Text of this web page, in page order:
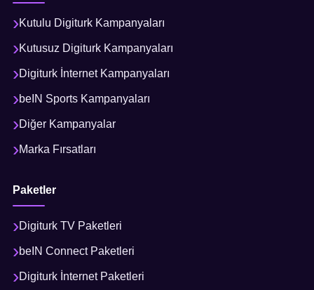
Kutulu Digiturk Kampanyaları
Kutusuz Digiturk Kampanyaları
Digiturk İnternet Kampanyaları
beIN Sports Kampanyaları
Diğer Kampanyalar
Marka Fırsatları
Paketler
Digiturk TV Paketleri
beIN Connect Paketleri
Digiturk İnternet Paketleri